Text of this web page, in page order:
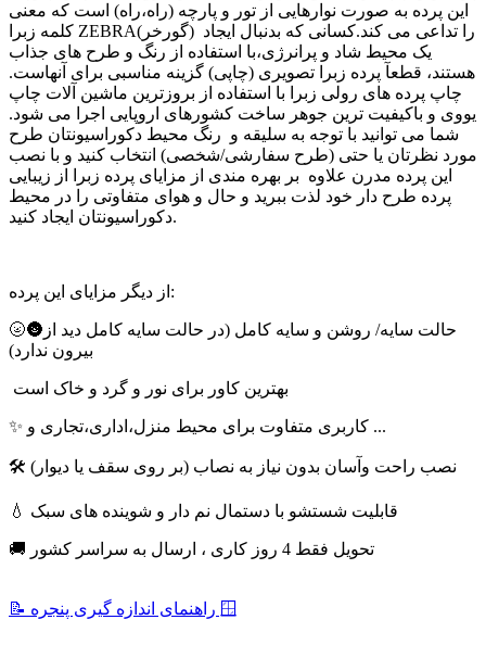
این پرده به صورت نوارهایی از تور و پارچه (راه،راه) است که معنی
کلمه زبرا ZEBRA(گورخر) را تداعی می کند.کسانی که بدنبال ایجاد
یک محیط شاد و پرانرژی،با استفاده از رنگ و طرح های جذاب
هستند، قطعآ پرده زبرا تصویری (چاپی) گزینه مناسبی برای آنهاست.
چاپ پرده های رولی زبرا با استفاده از بروزترین ماشین آلات چاپ
یووی و باکیفیت ترین جوهر ساخت کشورهای اروپایی اجرا می شود.
شما می توانید با توجه به سلیقه و رنگ محیط دکوراسیونتان طرح
مورد نظرتان یا حتی (طرح سفارشی/شخصی) انتخاب کنید و با نصب
این پرده مدرن علاوه بر بهره مندی از مزایای پرده زبرا از زیبایی
پرده طرح دار خود لذت ببرید و حال و هوای متفاوتی را در محیط
دکوراسیونتان ایجاد کنید.
از دیگر مزایای این پرده:
🌝🌚حالت سایه/ روشن و سایه کامل (در حالت سایه کامل دید از
بیرون ندارد)
✨ کاربری متفاوت برای محیط منزل،اداری،تجاری و ...
🛠 نصب راحت وآسان بدون نیاز به نصاب (بر روی سقف یا دیوار)
💧 قابلیت شستشو با دستمال نم دار و شوینده های سبک
🚚 تحویل فقط 4 روز کاری ، ارسال به سراسر کشور
📝 راهنمای اندازه گیری پنجره 🪟